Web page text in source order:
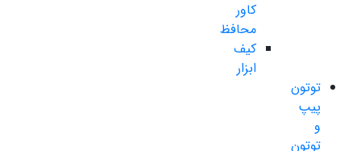
کاور
محافظ
کیف
ابزار
توتون
پیپ
و
توتون